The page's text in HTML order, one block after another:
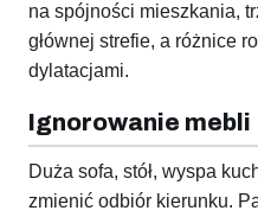
na spójności mieszkania,
głównej strefie, a różnice
dylatacjami.
Ignorowanie mebli
Duża sofa, stół, wyspa
zmienić odbiór kierunku.